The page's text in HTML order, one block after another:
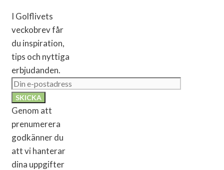
I Golflivets
veckobrev får
du inspiration,
tips och nyttiga
erbjudanden.
Genom att
prenumerera
godkänner du
att vi hanterar
dina uppgifter